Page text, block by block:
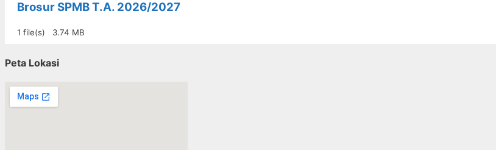
Brosur SPMB T.A. 2026/2027
1 file(s) 3.74 MB
Peta Lokasi